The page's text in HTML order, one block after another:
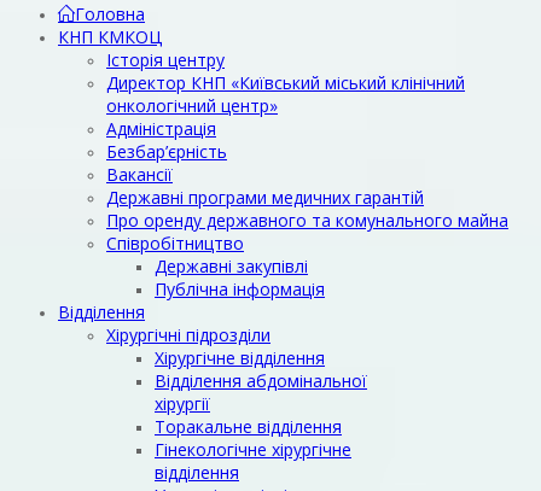
Головна
КНП КМКОЦ
Історія центру
Директор КНП «Київський міський клінічний
онкологічний центр»
Адміністрація
Безбар’єрність
Вакансії
Державні програми медичних гарантій
Про оренду державного та комунального майна
Співробітництво
Державні закупівлі
Публічна інформація
Відділення
Хірургічні підрозділи
Хірургічне відділення
Відділення абдомінальної
хірургії
Торакальне відділення
Гінекологічне хірургічне
відділення